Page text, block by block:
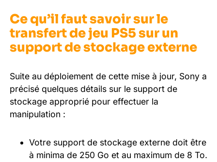
Ce qu’il faut savoir sur le
transfert de jeu PS5 sur un
support de stockage externe
Suite au déploiement de cette mise à jour, Sony a
précisé quelques détails sur le support de
stockage approprié pour effectuer la
manipulation :
Votre support de stockage externe doit être
à minima de 250 Go et au maximum de 8 To.